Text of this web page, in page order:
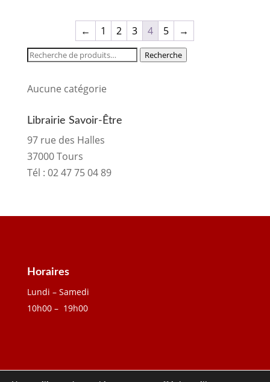
← 1 2 3 4 5
→
Recherche
Recherche
Aucune catégorie
Librairie Savoir-Être
97 rue des Halles
37000 Tours
Tél : 02 47 75 04 89
Horaires
Lundi – Samedi
10h00 – 19h00